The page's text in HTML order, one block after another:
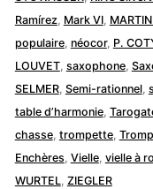
Ramírez Mark VI,
populaire, néocor, P.
LOUVET, saxophone,
SELMER, Semi-rationnel,
table d’harmonie,
chasse, trompette,
Enchères Vielle, vielle à
WURTEL ZIEGLER